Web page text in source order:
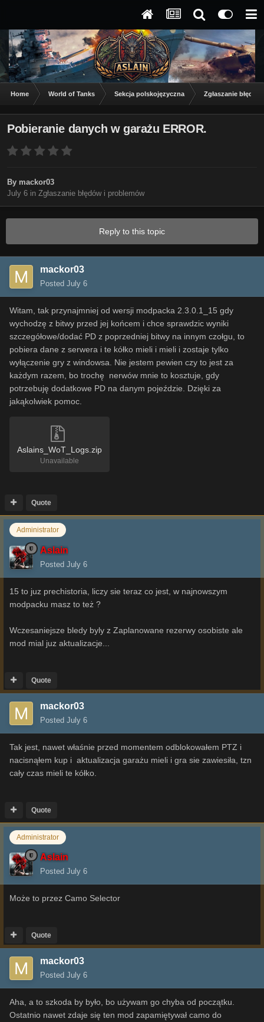
Home World of Tanks Sekcja polskojęzyczna Zgłaszanie
Pobieranie danych w garażu ERROR.
By mackor03
July 6 in Zgłaszanie błędów i problemów
Reply to this topic
mackor03
Posted July 6
Witam, tak przynajmniej od wersji modpacka 2.3.0.1_15 gdy
wychodzę z bitwy przed jej końcem i chce sprawdzic wyniki
szczegółowe/dodać PD z poprzedniej bitwy na innym czołgu, to
pobiera dane z serwera i te kółko mieli i mieli i zostaje tylko
wyłączenie gry z windowsa. Nie jestem pewien czy to jest za
każdym razem, bo trochę nerwów mnie to kosztuje, gdy
potrzebuję dodatkowe PD na danym pojeździe. Dzięki za
jakąkolwiek pomoc.
Aslains_WoT_Logs.zip
Unavailable
Quote
Administrator
Aslain
Posted July 6
15 to juz prechistoria, liczy sie teraz co jest, w najnowszym
modpacku masz to też ?
Wczesaniejsze bledy byly z Zaplanowane rezerwy osobiste ale
mod mial juz aktualizacje...
Quote
mackor03
Posted July 6
Tak jest, nawet właśnie przed momentem odblokowałem PTZ i
nacisnąłem kup i aktualizacja garażu mieli i gra sie zawiesiła, tzn
cały czas mieli te kółko.
Quote
Administrator
Aslain
Posted July 6
Może to przez Camo Selector
Quote
mackor03
Posted July 6
Aha, a to szkoda by było, bo używam go chyba od początku.
Ostatnio nawet zdaje się ten mod zapamiętywał camo do